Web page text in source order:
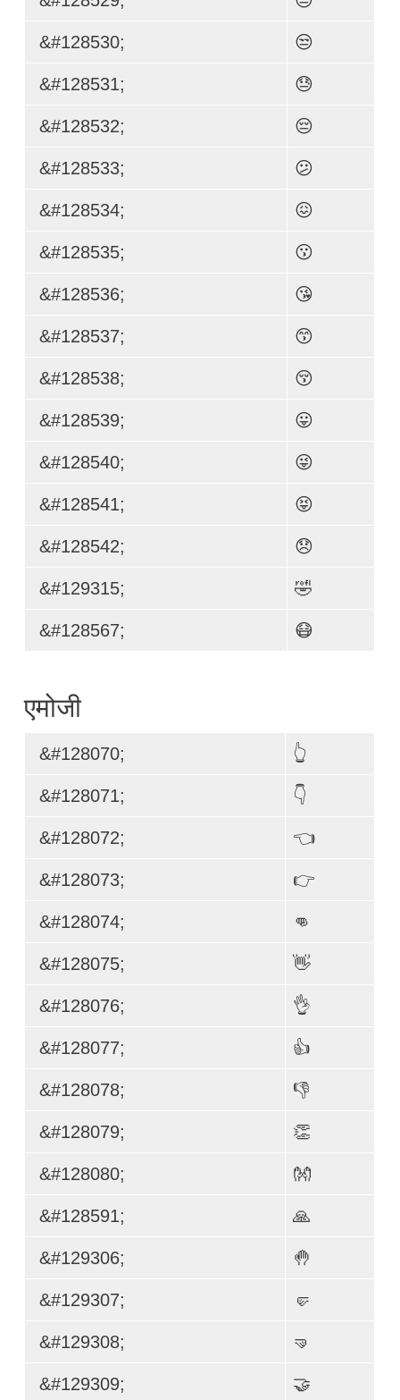
&#128530; 😒
&#128531; 😓
&#128532; 😔
&#128533; 😕
&#128534; 😖
&#128535; 😗
&#128536; 😘
&#128537; 😙
&#128538; 😚
&#128539; 😛
&#128540; 😜
&#128541; 😝
&#128542; 😞
&#129315; 🤣
&#128567; 😷
एमोजी
&#128070; 👆
&#128071; 👇
&#128072; 👈
&#128073; 👉
&#128074; 👊
&#128075; 👋
&#128076; 👌
&#128077; 👍
&#128078; 👎
&#128079; 👏
&#128080; 👐
&#128591; 🙏
&#129306; 🤚
&#129307; 🤛
&#129308; 🤜
&#129309; 🤝